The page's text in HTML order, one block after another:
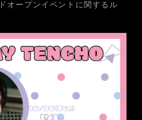
オープンイベントに関するル